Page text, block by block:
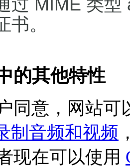
过 MIME 类
书。
的其他特性
同意，网站
制音频和视频
现在可以使用